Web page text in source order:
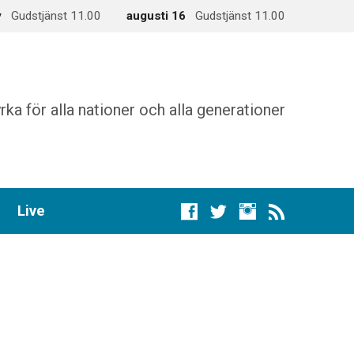
Gudstjänst 11.00 augusti 16 Gudstjänst 11.00
för alla nationer och alla generationer
Live